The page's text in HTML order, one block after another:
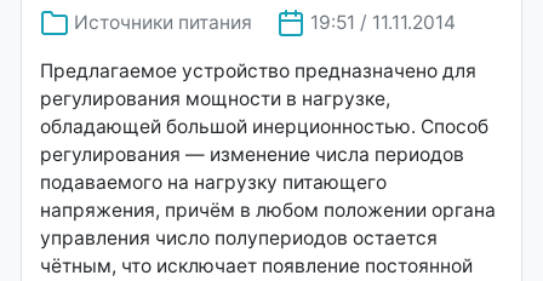
Источники питания 19:51 / 11.11.2014
Предлагаемое устройство предназначено для
регулирования мощности в нагрузке,
обладающей большой инерционностью. Способ
регулирования — изменение числа периодов
подаваемого на нагрузку питающего
напряжения, причём в любом положении органа
управления число полупериодов остается
чётным, что исключает появление постоянной